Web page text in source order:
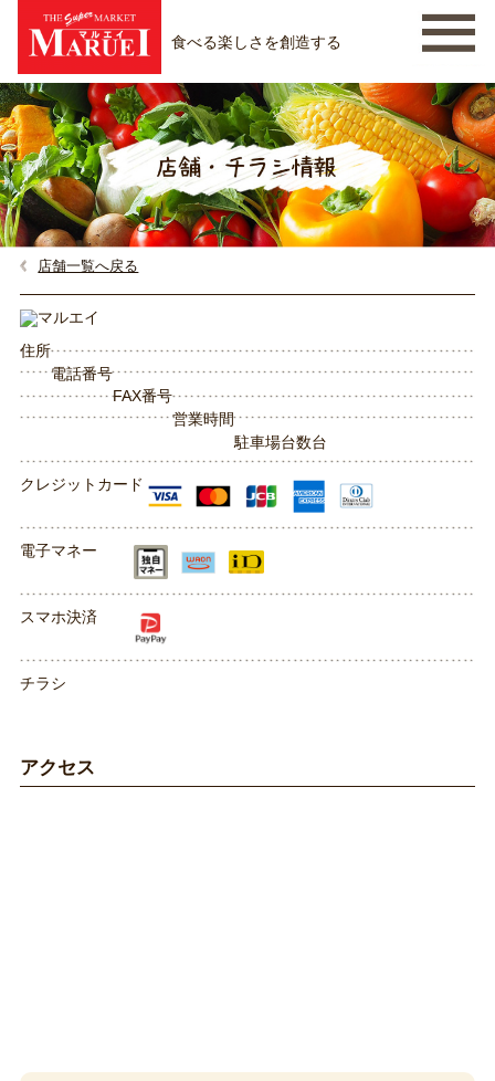
食べる楽しさを創造する
店舗一覧へ戻る
住所
電話番号
FAX番号
営業時間
駐車場台数台
クレジットカード
電子マネー
スマホ決済
チラシ
アクセス